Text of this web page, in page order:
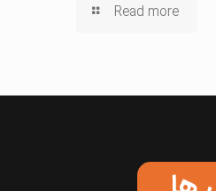
Read more